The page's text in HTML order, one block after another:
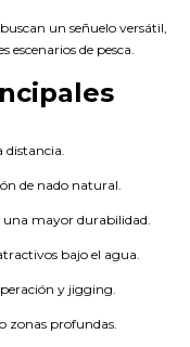
un señuelo versátil,
escenarios de pesca.
distancia.
de nado natural.
una mayor durabilidad.
bajo el agua.
y jigging.
zonas profundas.